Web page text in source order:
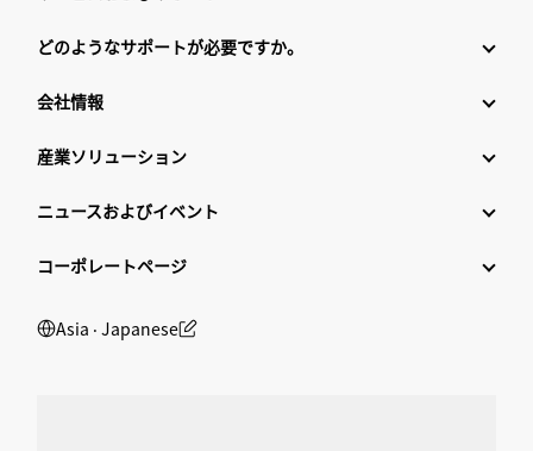
どのようなサポートが必要ですか。
会社情報
産業ソリューション
ニュースおよびイベント
コーポレートページ
Asia ‧ Japanese